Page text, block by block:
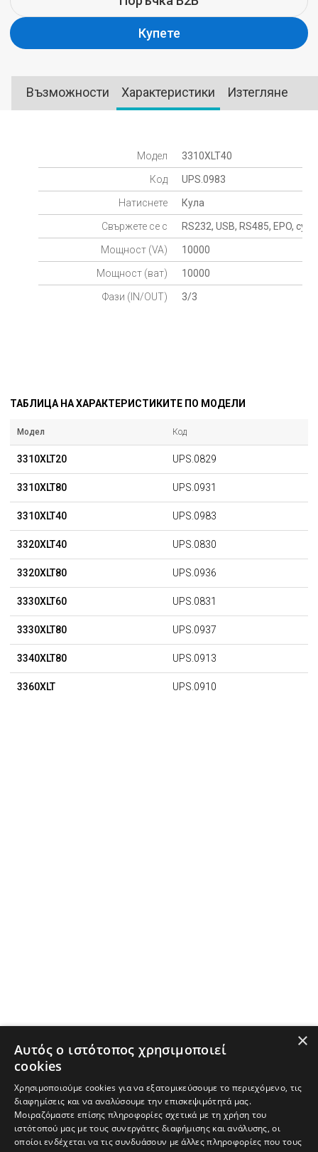
Купете
Възможности Характеристики Изтегляне
Модел 3310XLT40
Код UPS.0983
Натиснете Кула
Свържете се с RS232, USB, RS485, EPO,
Мощност (VA) 10000
Мощност (ват) 10000
Фази (IN/OUT) 3/3
ТАБЛИЦА НА ХАРАКТЕРИСТИКИТЕ ПО МОДЕЛИ
Модел Код
3310XLT20 UPS.0829
3310XLT80 UPS.0931
3310XLT40 UPS.0983
3320XLT40 UPS.0830
3320XLT80 UPS.0936
3330XLT60 UPS.0831
3330XLT80 UPS.0937
3340XLT80 UPS.0913
3360XLT UPS.0910
×
Αυτός ο ιστότοπος χρησιμοποιεί
cookies
Χρησιμοποιούμε cookies για να εξατομικεύσουμε το περιεχόμενο, τις
διαφημίσεις και να αναλύσουμε την επισκεψιμότητά μας.
Μοιραζόμαστε επίσης πληροφορίες σχετικά με τη χρήση του
ιστότοπού μας με τους συνεργάτες διαφήμισης και ανάλυσης, οι
οποίοι ενδέχεται να τις συνδυάσουν με άλλες πληροφορίες που τους